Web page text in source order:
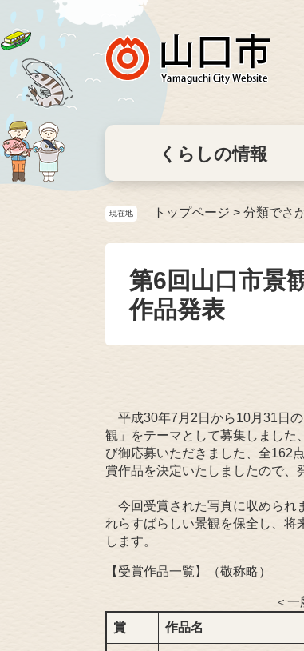
くらしの情報
現在地 トップページ > 分類でさ
第6回山口市景
作品発表
平成30年7月2日から10月31日
観」をテーマとして募集しました
び御応募いただきました、全162
賞作品を決定いたしましたので、
今回受賞された写真に収められ
れらすばらしい景観を保全し、将
します。
【受賞作品一覧】（敬称略）
賞 作品名
＜一